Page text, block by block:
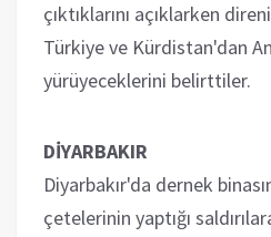
çıktıklarını açıklarken
Türkiye ve Kürdistan'dan
yürüyeceklerini belirttiler.
DİYARBAKIR
Diyarbakır'da dernek
çetelerinin yaptığı